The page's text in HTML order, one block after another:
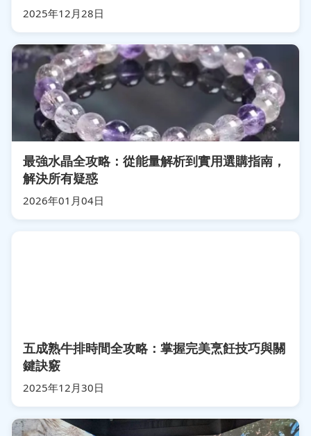
2025年12月28日
最強水晶全攻略：從能量解析到實用選購指南，
解決所有疑惑
2026年01月04日
五成熟牛排時間全攻略：掌握完美烹飪技巧與關
鍵訣竅
2025年12月30日